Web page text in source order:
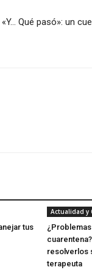
«Y… Qué pasó»: un
tus
Actualidad y
resolverlos
terapeuta